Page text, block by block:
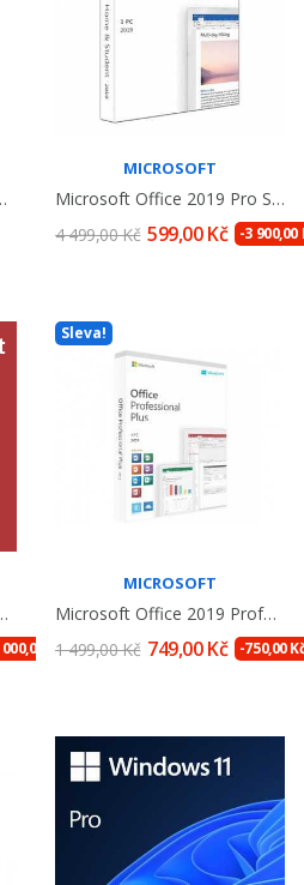
A...
MICROSOFT
Microsoft Office 2019 Pro Studenty A...
4 499,00 Kč 599,00 Kč -3 900,00
Plus,...
Kč
Sleva!
MICROSOFT
Microsoft Office 2019 Professional Plus,...
1 499,00 Kč 749,00 Kč -750,00